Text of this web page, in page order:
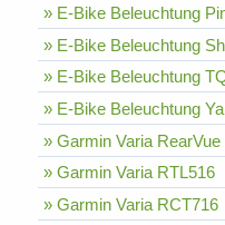
» E-Bike Beleuchtung
» E-Bike Beleuchtung
» E-Bike Beleuchtung
» E-Bike Beleuchtung
» Garmin Varia RearVue
» Garmin Varia RTL516
» Garmin Varia RCT716